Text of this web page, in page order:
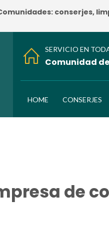
conserjes,
SERVICIO EN
Comunidad
HOME CONSERJES
de